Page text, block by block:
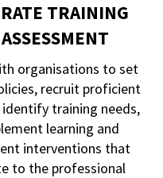
TRAINING
organisations to set
recruit proficient
identify training needs,
learning and
interventions that
to the professional